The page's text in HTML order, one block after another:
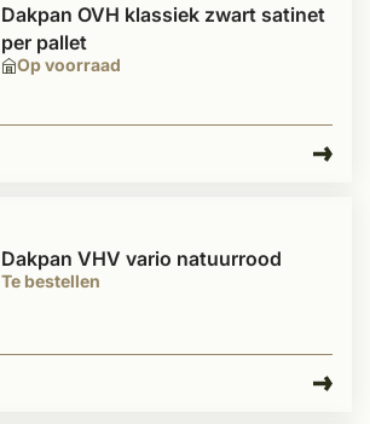
Op voorraad
Dakpan OVH klassiek zwart satinet
per pallet
Te bestellen
Dakpan VHV vario natuurrood